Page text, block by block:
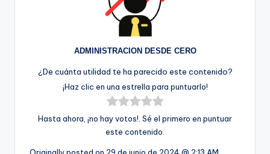
ADMINISTRACION DESDE CERO
¿De cuánta utilidad te ha parecido este contenido?
¡Haz clic en una estrella para puntuarlo!
Hasta ahora, ¡no hay votos!. Sé el primero en puntuar
este contenido.